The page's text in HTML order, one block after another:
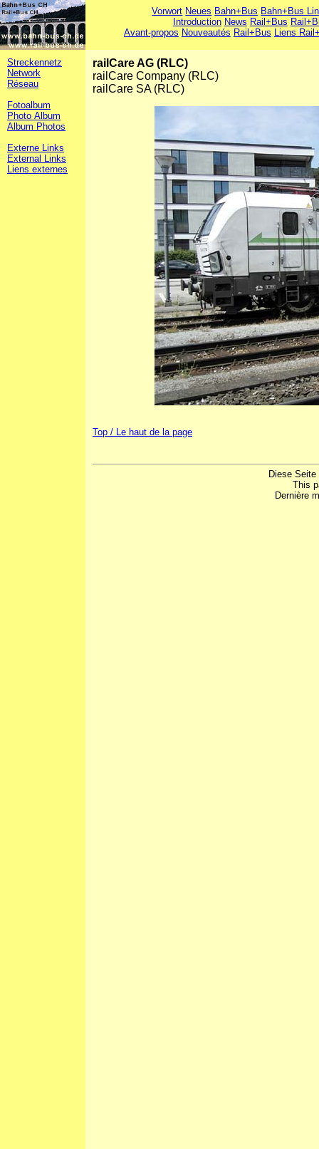
Vorwort Neues Bahn+Bus Bahn+Bus
Introduction News Rail+Bus
Avant-propos Nouveautés Rail+Bus Liens
Streckennetz
Network
Réseau
Fotoalbum
Photo Album
Album Photos
Externe Links
External Links
Liens externes
railCare AG (RLC)
railCare Company (RLC)
railCare SA (RLC)
Top / Le haut de la page
Diese
This
Dernière